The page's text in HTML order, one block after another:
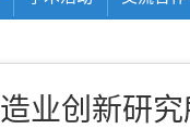
业创新研